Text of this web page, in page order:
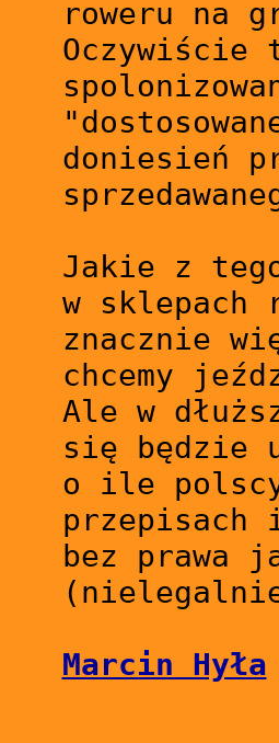
roweru na
Oczywiście
doniesień
Jakie z
w sklepach
znacznie
chcemy
Ale w
się będzie
o ile
przepisach
bez prawa
Marcin Hyła